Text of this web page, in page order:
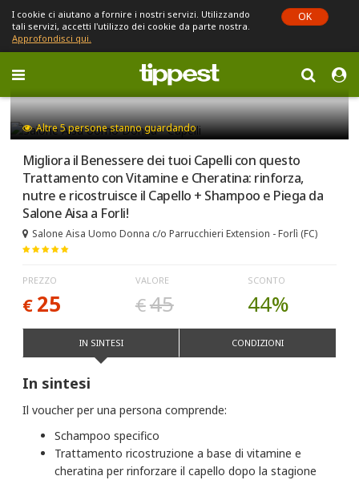
I cookie ci aiutano a fornire i nostri servizi. Utilizzando
tali servizi, accetti l'utilizzo dei cookie da parte nostra.
Approfondisci qui.
OK
Toggle
navigation
Sei in Emilia-Romagna (cambia)
Altre5persone stanno guardando
Migliora il Benessere dei tuoi Capelli con questo
Trattamento con Vitamine e Cheratina: rinforza,
nutre e ricostruisce il Capello + Shampoo e Piega da
Salone Aisa a Forli!
Salone Aisa Uomo Donna c/o Parrucchieri Extension - Forlì (FC)
PREZZO
€ 25
VALORE
€45
SCONTO
44%
IN SINTESI CONDIZIONI
In sintesi
Il voucher per una persona comprende:
Schampoo specifico
Trattamento ricostruzione a base di vitamine e
cheratina per rinforzare il capello dopo la stagione